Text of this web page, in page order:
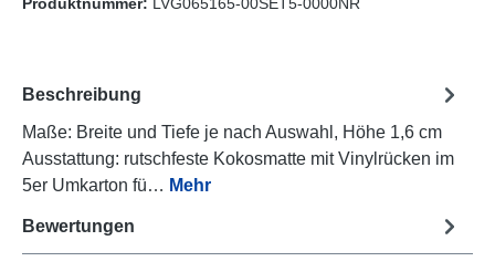
Produktnummer: LVG065165-00SET5-0000NR
Beschreibung
Maße: Breite und Tiefe je nach Auswahl, Höhe 1,6 cm
Ausstattung: rutschfeste Kokosmatte mit Vinylrücken im
5er Umkarton fü… Mehr
Bewertungen